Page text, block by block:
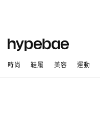
時尚 鞋履 美容 運動